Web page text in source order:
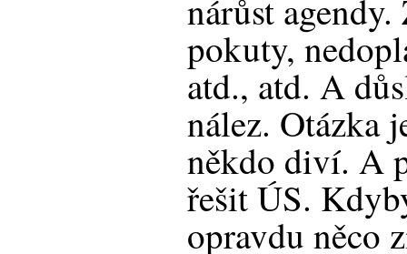
nárůst
pokuty,
atd., atd. A
nález. Otázka
někdo diví. A
řešit ÚS.
opravdu něco